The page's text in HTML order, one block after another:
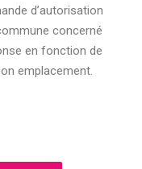
d’autorisation
concerné
en fonction de
emplacement.